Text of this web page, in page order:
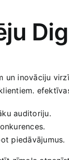
un ‍inovāciju
auditoriju.
piedāvājumus.